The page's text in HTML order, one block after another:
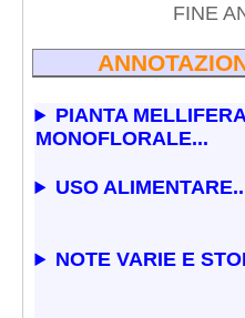
FINE
PIANTA
MONOFLORALE...
USO
NOTE VARIE E